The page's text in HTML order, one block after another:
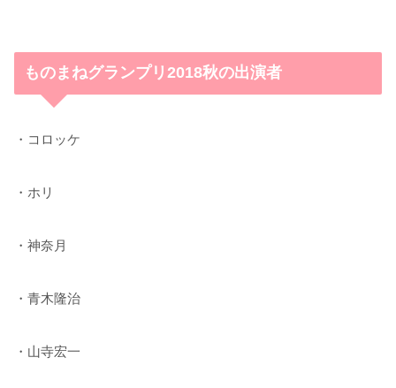
ものまねグランプリ2018秋の出演者
・コロッケ
・ホリ
・神奈月
・青木隆治
・山寺宏一